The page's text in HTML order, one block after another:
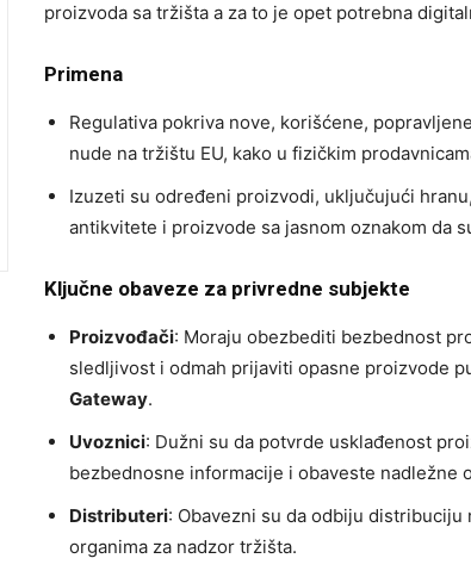
proizvoda sa tržišta a za to je opet potrebna
Primena
Regulativa pokriva nove, korišćene,
nude na tržištu EU, kako u fizičkim
Izuzeti su određeni proizvodi, uključujući
antikvitete i proizvode sa jasnom oznakom da
Ključne obaveze za privredne subjekte
Proizvođači: Moraju obezbediti bezbednost
sledljivost i odmah prijaviti opasne proizvode
Gateway.
Uvoznici: Dužni su da potvrde usklađenost
bezbednosne informacije i obaveste nadležne
Distributeri: Obavezni su da odbiju
organima za nadzor tržišta.